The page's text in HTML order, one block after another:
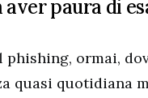
aver paura di
phishing, ormai,
quasi quotidiana